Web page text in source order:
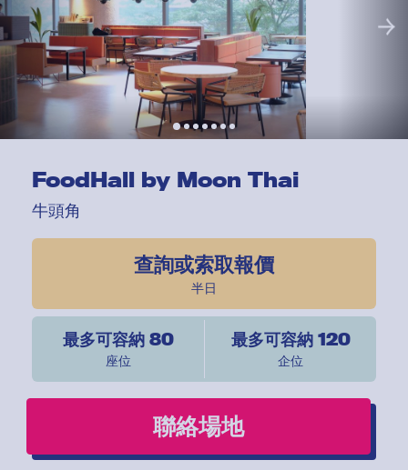
FoodHall by Moon Thai
牛頭角
查詢或索取報價
半日
最多可容納 80
座位
最多可容納 120
企位
聯絡場地